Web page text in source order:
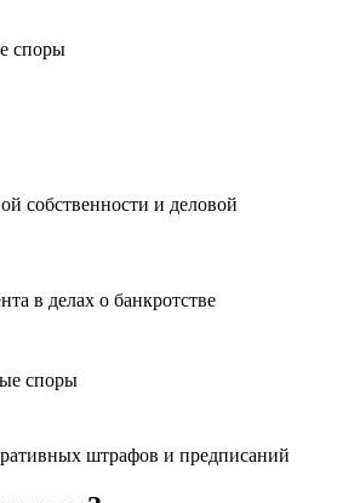
споры
собственности и деловой
в делах о банкротстве
споры
штрафов и предписаний